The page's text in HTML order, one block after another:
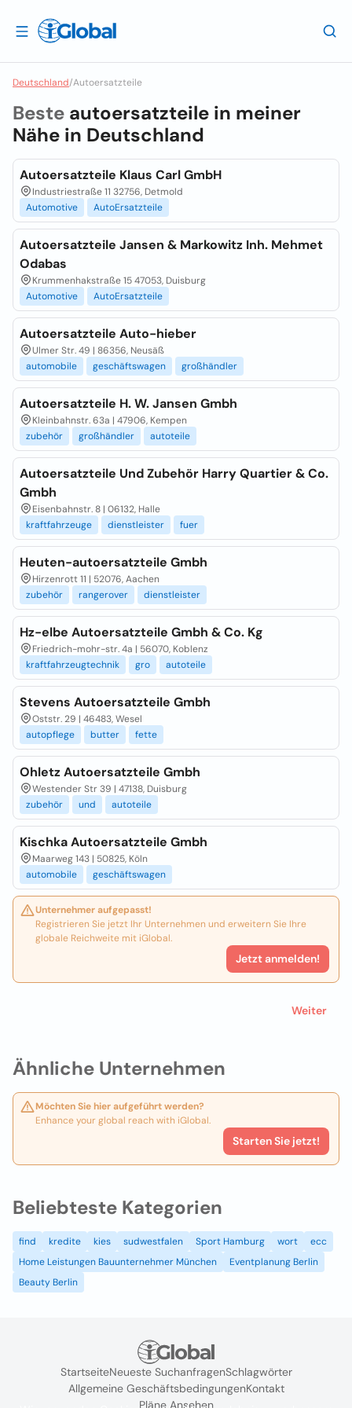
Deutschland/Autoersatzteile
Ähnliche Unternehmen
Möchten Sie hier aufgeführt werden?
Enhance your global reach with iGlobal.
Starten Sie jetzt!
Beste autoersatzteile in meiner
Nähe in Deutschland
Autoersatzteile Klaus Carl GmbH
Industriestraße 11 32756, Detmold
Automotive
AutoErsatzteile
Autoersatzteile Jansen & Markowitz Inh. Mehmet
Odabas
Krummenhakstraße 15 47053, Duisburg
Automotive
AutoErsatzteile
Autoersatzteile Auto-hieber
Ulmer Str. 49 | 86356, Neusäß
automobile
geschäftswagen großhändler
Autoersatzteile H. W. Jansen Gmbh
Kleinbahnstr. 63a | 47906, Kempen
zubehör
großhändler autoteile
Autoersatzteile Und Zubehör Harry Quartier & Co.
Gmbh
Eisenbahnstr. 8 | 06132, Halle
kraftfahrzeuge
dienstleister fuer
Heuten-autoersatzteile Gmbh
Hirzenrott 11 | 52076, Aachen
zubehör
rangerover dienstleister
Hz-elbe Autoersatzteile Gmbh & Co. Kg
Friedrich-mohr-str. 4a | 56070, Koblenz
kraftfahrzeugtechnik
gro autoteile
Stevens Autoersatzteile Gmbh
Oststr. 29 | 46483, Wesel
autopflege
butter fette
Ohletz Autoersatzteile Gmbh
Westender Str 39 | 47138, Duisburg
zubehör
und autoteile
Kischka Autoersatzteile Gmbh
Maarweg 143 | 50825, Köln
automobile
geschäftswagen
Unternehmer aufgepasst!
Registrieren Sie jetzt Ihr Unternehmen und erweitern Sie Ihre
globale Reichweite mit iGlobal.
Jetzt anmelden!
Weiter
Beliebteste Kategorien
find kredite kies sudwestfalen Sport Hamburg wort
ecc
Home Leistungen Bauunternehmer München
Eventplanung Berlin
Beauty Berlin
StartseiteNeueste SuchanfragenSchlagwörter
Allgemeine GeschäftsbedingungenKontakt
Pläne Ansehen